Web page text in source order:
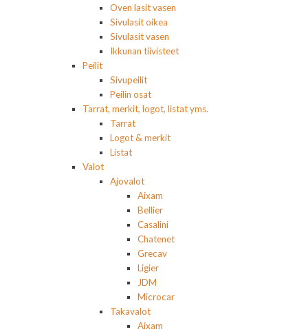
Oven lasit vasen
Sivulasit oikea
Sivulasit vasen
Ikkunan tiivisteet
Peilit
Sivupeilit
Peilin osat
Tarrat, merkit, logot, listat yms.
Tarrat
Logot & merkit
Listat
Valot
Ajovalot
Aixam
Bellier
Casalini
Chatenet
Grecav
Ligier
JDM
Microcar
Takavalot
Aixam